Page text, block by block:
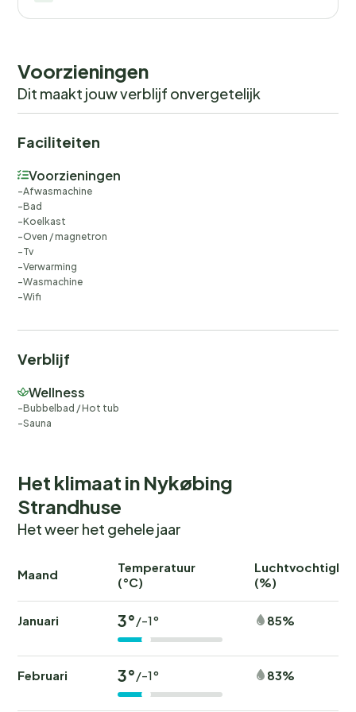
Voorzieningen
Dit maakt jouw verblijf onvergetelijk
Faciliteiten
Voorzieningen
Afwasmachine
Bad
Koelkast
Oven / magnetron
Tv
Verwarming
Wasmachine
Wifi
Verblijf
Wellness
Bubbelbad / Hot tub
Sauna
Het klimaat in Nykøbing
Strandhuse
Het weer het gehele jaar
Maand
Temperatuur
(°C)
(%)
Januari 3°/-1° 85%
Februari 3°/-1° 83%